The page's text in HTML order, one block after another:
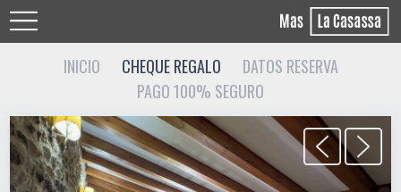
INICIO CHEQUE REGALO
DATOS RESERVA
PAGO 100% SEGURO